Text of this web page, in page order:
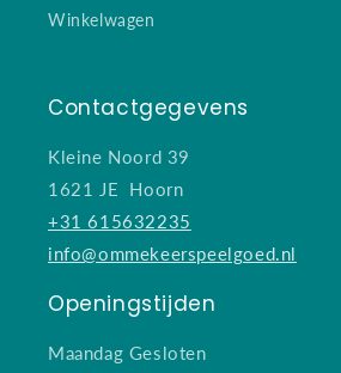
Winkelwagen
Contactgegevens
Kleine Noord 39
1621 JE Hoorn
+31 615632235
info@ommekeerspeelgoed.nl
Openingstijden
Maandag Gesloten